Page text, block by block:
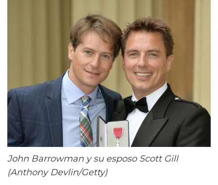
John Barrowman y su esposo Scott Gill
(Anthony Devlin/Getty)